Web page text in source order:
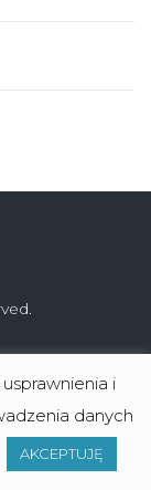
Central
i
danych
AKCEPTUJĘ